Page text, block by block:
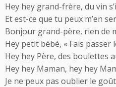
Hey hey grand-frère, du vin
Et est-ce que tu peux m’en
Bonjour grand-père, rien de
Hey petit bébé, « Fais passer
Hey hey Père, des boulettes
Hey hey Maman, hey hey
Je ne peux pas oublier le